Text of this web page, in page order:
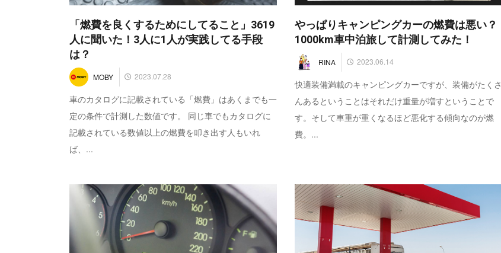
「燃費を良くするためにしてること」3619
人に聞いた！3人に1人が実践してる手段
は？
MOBY 2023.07.28
車のカタログに記載されている「燃費」はあくまでも一
定の条件で計測した数値です。 同じ車でもカタログに
記載されている数値以上の燃費を叩き出す人もいれ
ば、...
やっぱりキャンピングカーの燃費は悪い？
1000km車中泊旅して計測してみた！
RINA 2023.06.14
快適装備満載のキャンピングカーですが、装備がたくさ
んあるということはそれだけ重量が増すということで
す。そして車重が重くなるほど悪化する傾向なのが燃
費。...